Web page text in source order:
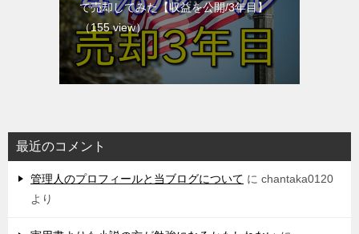
で売却してみた【収益を公開/3年目】
（155 view）
最近のコメント
管理人のプロフィールと当ブログについて に chantaka0120
より